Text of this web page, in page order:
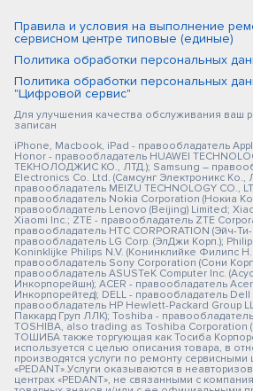
Правила и условия на выполнение
сервисном центре типовые (единые)
Политика обработки персональных
Политика обработки персональных
"Цифровой сервис"
Для улучшения качества обслуживания ваш
записан
iPhone, Macbook, iPad - правообладатель
Honor - правообладатель HUAWEI
ТЕКНОЛОДЖИС КО., ЛТД.); Samsung –
Electronics Co. Ltd. (Самсунг Электроникс Ко.,
правообладатель MEIZU TECHNOLOGY CO.,
правообладатель Nokia Corporation (Нокиа
правообладатель Lenovo (Beijing) Limited;
Xiaomi Inc.; ZTE - правообладатель ZTE
правообладатель HTC CORPORATION (Эйч-
правообладатель LG Corp. (ЭлДжи Корп.);
Koninklijke Philips N.V. (Конинклийке Филипс
правообладатель Sony Corporation (Сони
правообладатель ASUSTeK Computer Inc.
Инкорпорейшн); ACER - правообладатель
Инкорпорейтед); DELL - правообладатель Dell
правообладатель HP Hewlett-Packard Group
Паккард Груп ЛЛК); Toshiba -
TOSHIBA, also trading as Toshiba
ТОШИБА также торгующая как Тосиба
используется с целью описания товара, в
производятся услуги по ремонту сервисными
«PEDANT».Услуги оказываются в
центрах «PEDANT», не связанными с